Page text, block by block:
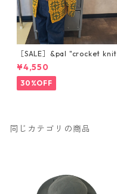
［SALE］&pal "crocket knit
cardigan" マスタード
¥4,550
30%OFF
同じカテゴリの商品